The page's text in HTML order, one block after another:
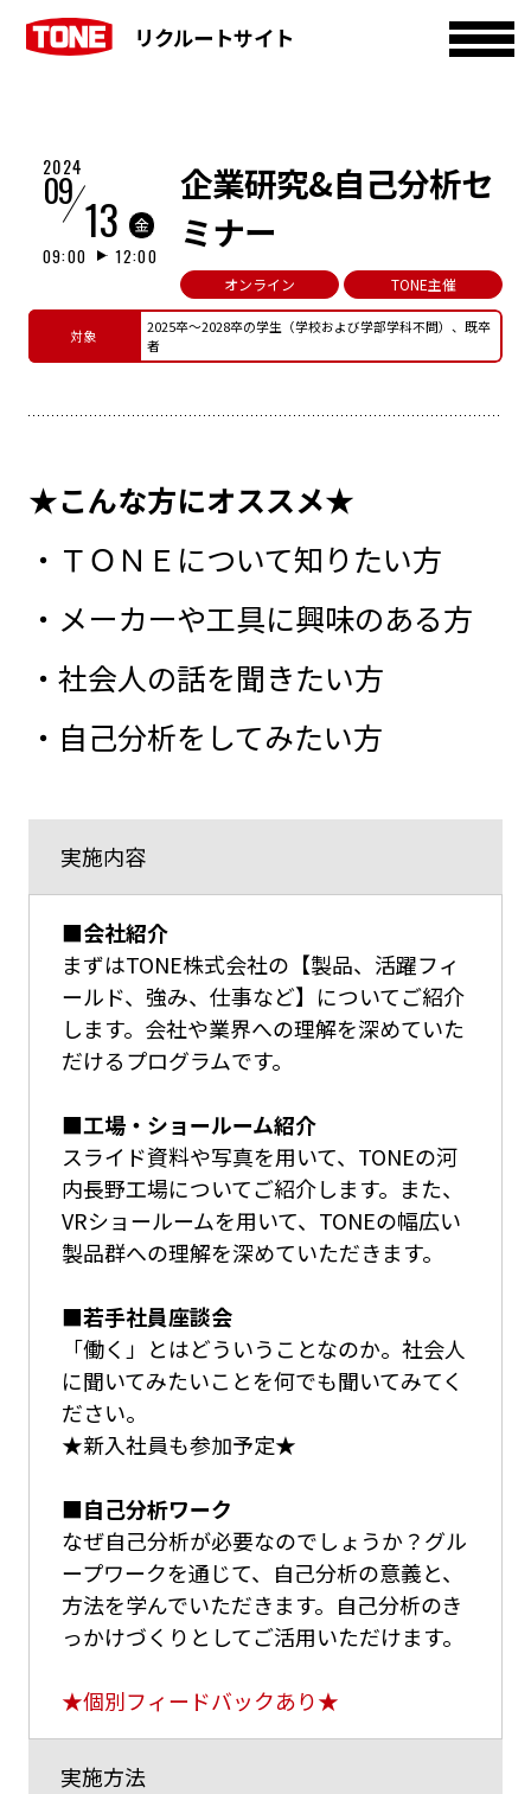
リクルートサイト
2024
09 13 金
09:00 12:00
オンライン TONE主催
企業研究&自己分析セ
ミナー
対象
2025卒～2028卒の学生（学校および学部学科不問）、既卒
者
★こんな方にオススメ★
・ＴＯＮＥについて知りたい方
・メーカーや工具に興味のある方
・社会人の話を聞きたい方
・自己分析をしてみたい方
実施内容
■会社紹介
まずはTONE株式会社の【製品、活躍フィ
ールド、強み、仕事など】についてご紹介
します。会社や業界への理解を深めていた
だけるプログラムです。
■工場・ショールーム紹介
スライド資料や写真を用いて、TONEの河
内長野工場についてご紹介します。また、
VRショールームを用いて、TONEの幅広い
製品群への理解を深めていただきます。
■若手社員座談会
「働く」とはどういうことなのか。社会人
に聞いてみたいことを何でも聞いてみてく
ださい。
★新入社員も参加予定★
■自己分析ワーク
なぜ自己分析が必要なのでしょうか？グル
ープワークを通じて、自己分析の意義と、
方法を学んでいただきます。自己分析のき
っかけづくりとしてご活用いただけます。
★個別フィードバックあり★
実施方法